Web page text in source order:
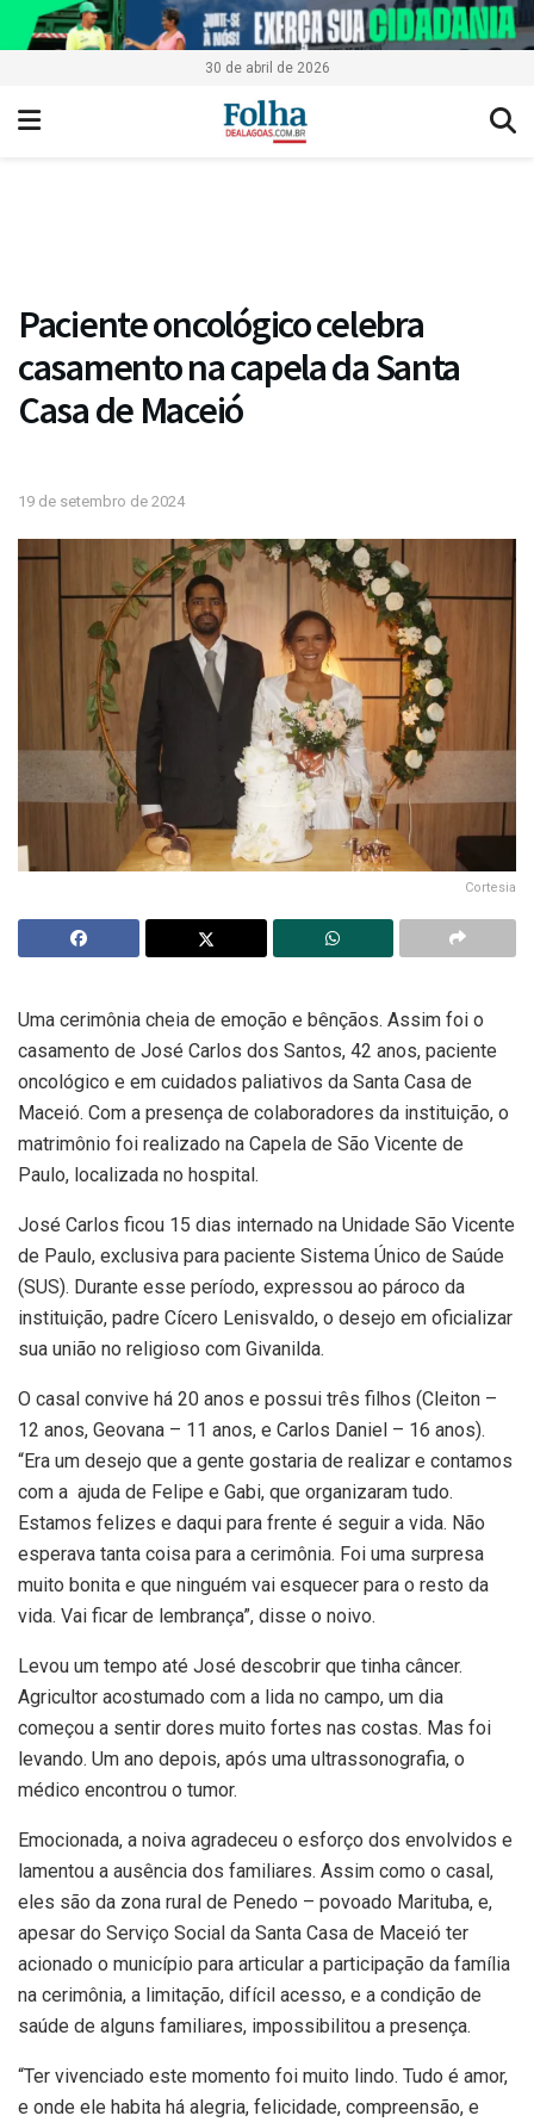
30 de abril de 2026
Paciente oncológico celebra
casamento na capela da Santa
Casa de Maceió
19 de setembro de 2024
Cortesia
Uma cerimônia cheia de emoção e bênçãos. Assim foi o
casamento de José Carlos dos Santos, 42 anos, paciente
oncológico e em cuidados paliativos da Santa Casa de
Maceió. Com a presença de colaboradores da instituição, o
matrimônio foi realizado na Capela de São Vicente de
Paulo, localizada no hospital.
José Carlos ficou 15 dias internado na Unidade São Vicente
de Paulo, exclusiva para paciente Sistema Único de Saúde
(SUS). Durante esse período, expressou ao pároco da
instituição, padre Cícero Lenisvaldo, o desejo em oficializar
sua união no religioso com Givanilda.
O casal convive há 20 anos e possui três filhos (Cleiton –
12 anos, Geovana – 11 anos, e Carlos Daniel – 16 anos).
“Era um desejo que a gente gostaria de realizar e contamos
com a ajuda de Felipe e Gabi, que organizaram tudo.
Estamos felizes e daqui para frente é seguir a vida. Não
esperava tanta coisa para a cerimônia. Foi uma surpresa
muito bonita e que ninguém vai esquecer para o resto da
vida. Vai ficar de lembrança”, disse o noivo.
Levou um tempo até José descobrir que tinha câncer.
Agricultor acostumado com a lida no campo, um dia
começou a sentir dores muito fortes nas costas. Mas foi
levando. Um ano depois, após uma ultrassonografia, o
médico encontrou o tumor.
Emocionada, a noiva agradeceu o esforço dos envolvidos e
lamentou a ausência dos familiares. Assim como o casal,
eles são da zona rural de Penedo – povoado Marituba, e,
apesar do Serviço Social da Santa Casa de Maceió ter
acionado o município para articular a participação da família
na cerimônia, a limitação, difícil acesso, e a condição de
saúde de alguns familiares, impossibilitou a presença.
“Ter vivenciado este momento foi muito lindo. Tudo é amor,
e onde ele habita há alegria, felicidade, compreensão, e